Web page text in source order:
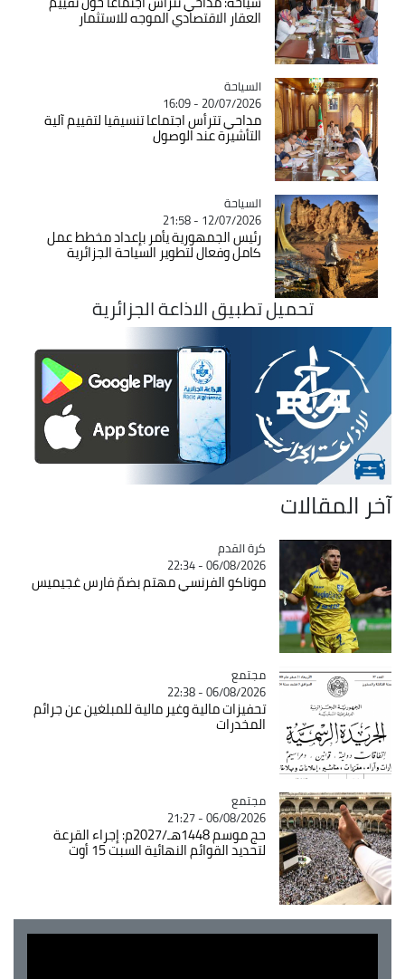
العقار الاقتصادي الموجه للاستثمار
Catégorie
السياحة
20/07/2026 - 16:09
مداحي تترأس اجتماعا تنسيقيا لتقييم آلية
التأشيرة عند الوصول
Catégorie
السياحة
12/07/2026 - 21:58
رئيس الجمهورية يأمر بإعداد مخطط عمل
كامل وفعال لتطوير السياحة الجزائرية
تحميل تطبيق الاذاعة الجزائرية
آخر المقالات
Catégorie
كرة القدم
06/08/2026 - 22:34
موناكو الفرنسي مهتم بضمّ فارس غجيميس
Catégorie
مجتمع
06/08/2026 - 22:38
تحفيزات مالية وغير مالية للمبلغين عن جرائم
المخدرات
Catégorie
مجتمع
06/08/2026 - 21:27
حج موسم 1448هـ/2027م: إجراء القرعة
لتحديد القوائم النهائية السبت 15 أوت